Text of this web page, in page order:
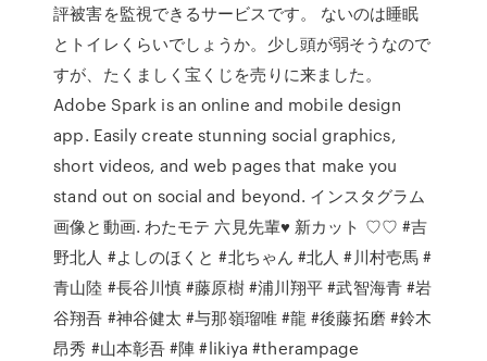
評被害を監視できるサービスです。 ないのは睡眠
とトイレくらいでしょうか。少し頭が弱そうなので
すが、たくましく宝くじを売りに来ました。
Adobe Spark is an online and mobile design
app. Easily create stunning social graphics,
short videos, and web pages that make you
stand out on social and beyond. インスタグラム
画像と動画. わたモテ 六見先輩♥️ 新カット ♡♡ #吉
野北人 #よしのほくと #北ちゃん #北人 #川村壱馬 #
青山陸 #長谷川慎 #藤原樹 #浦川翔平 #武智海青 #岩
谷翔吾 #神谷健太 #与那嶺瑠唯 #龍 #後藤拓磨 #鈴木
昂秀 #山本彰吾 #陣 #likiya #therampage